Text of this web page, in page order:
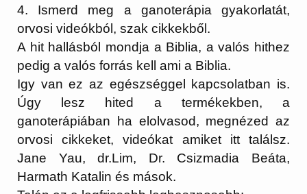
4. Ismerd meg a ganoterápia gyakorlatát,
orvosi videókból, szak cikkekből.
A hit hallásból mondja a Biblia, a valós hithez
pedig a valós forrás kell ami a Biblia.
Igy van ez az egészséggel kapcsolatban is.
Úgy lesz hited a termékekben, a
ganoterápiában ha elolvasod, megnézed az
orvosi cikkeket, videókat amiket itt találsz.
Jane Yau, dr.Lim, Dr. Csizmadia Beáta,
Harmath Katalin és mások.